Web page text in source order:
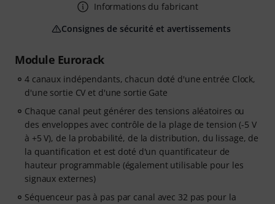
Module Eurorack
4 canaux indépendants, chacun doté d'une entrée Clock,
d'une sortie CV et d'une sortie Gate
Chaque canal peut générer des tensions aléatoires ou
des enveloppes avec contrôle de la plage de tension (-5 V
à +5 V), de la probabilité, de la distribution, du lissage, de
la quantification et est doté d'un quantificateur de
hauteur programmable (également utilisable pour les
signaux externes)
Séquenceur pas à pas par canal avec 32 pas pour la
Informations du fabricant
Consignes de sécurité et avertissements